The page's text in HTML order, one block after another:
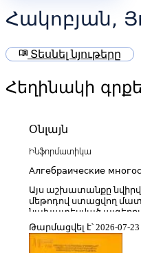
Հակոբյան,
menu_book Տեսնել նյութերը
Հեղինակի
Օնլայն
Ինֆորմատիկա
Алгебраические
матриц
Այս աշխատանքը
մեթոդով ստացվող
նախատեսված
կառուցման և
Այն ուսումնասիրում
Թարմացվել է՝ 2026-07-23